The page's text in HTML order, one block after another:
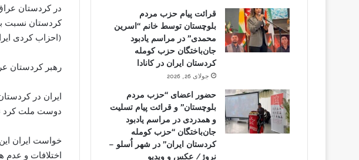
در کردستان
کردستان نسبت
(احزاب کردی
رهبر کردستان
ایران در
دوست ملت کرد
خواست ایران
اختلافات و عدم
قرائت پیام حزب مردم
بلوچستان توسط خانم “اسرین
محمدی” در مراسم یادبود
جان‌باختگان حزب کومله
کردستان ایران در کانادا
جولای 26, 2026
حضور اعضای “حزب مردم
بلوچستان” و قرائت پیام تسلیت
و همدردی در مراسم یادبود
جان‌باختگان “حزب کومله
کردستان ایران” در شهر اُسلو –
نروژ/ عکس و ویدیو